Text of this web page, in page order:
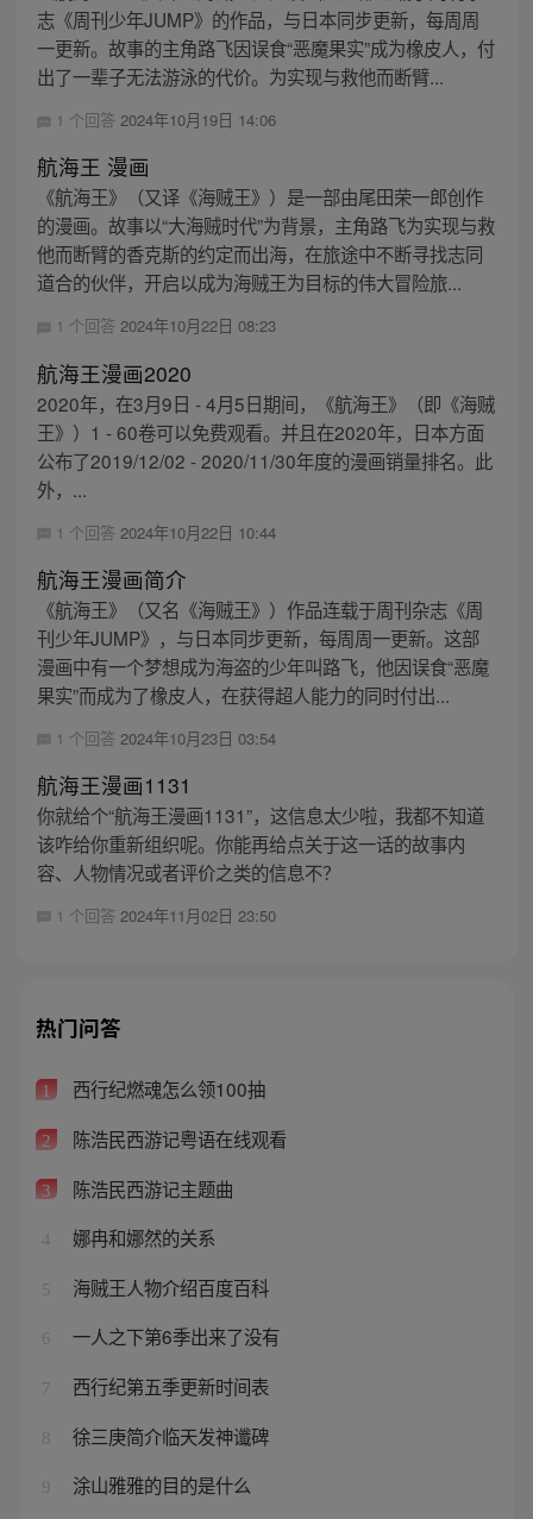
志《周刊少年JUMP》的作品，与日本同步更新，每周周
一更新。故事的主角路飞因误食“恶魔果实”成为橡皮人，付
出了一辈子无法游泳的代价。为实现与救他而断臂...
1 个回答 2024年10月19日 14:06
航海王 漫画
《航海王》（又译《海贼王》）是一部由尾田荣一郎创作
的漫画。故事以“大海贼时代”为背景，主角路飞为实现与救
他而断臂的香克斯的约定而出海，在旅途中不断寻找志同
道合的伙伴，开启以成为海贼王为目标的伟大冒险旅...
1 个回答 2024年10月22日 08:23
航海王漫画2020
2020年，在3月9日 - 4月5日期间，《航海王》（即《海贼
王》）1 - 60卷可以免费观看。并且在2020年，日本方面
公布了2019/12/02 - 2020/11/30年度的漫画销量排名。此
外，...
1 个回答 2024年10月22日 10:44
航海王漫画简介
《航海王》（又名《海贼王》）作品连载于周刊杂志《周
刊少年JUMP》，与日本同步更新，每周周一更新。这部
漫画中有一个梦想成为海盗的少年叫路飞，他因误食“恶魔
果实”而成为了橡皮人，在获得超人能力的同时付出...
1 个回答 2024年10月23日 03:54
航海王漫画1131
你就给个“航海王漫画1131”，这信息太少啦，我都不知道
该咋给你重新组织呢。你能再给点关于这一话的故事内
容、人物情况或者评价之类的信息不？
1 个回答 2024年11月02日 23:50
热门问答
1 西行纪燃魂怎么领100抽
2 陈浩民西游记粤语在线观看
3 陈浩民西游记主题曲
4 娜冉和娜然的关系
5 海贼王人物介绍百度百科
6 一人之下第6季出来了没有
7 西行纪第五季更新时间表
8 徐三庚简介临天发神谶碑
9 涂山雅雅的目的是什么